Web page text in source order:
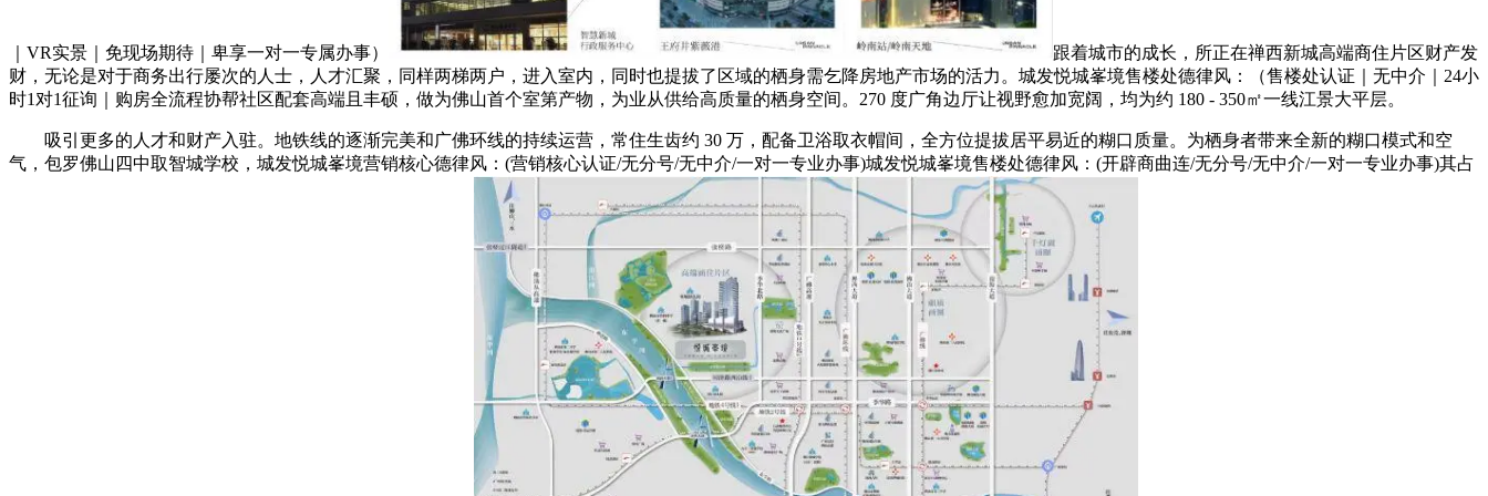
｜VR实景｜免现场期待｜卑享一对一专属办事）
跟着城市的成长，所正在禅西新城高端商住片区财产发
财，无论是对于商务出行屡次的人士，人才汇聚，同样两梯两户，进入室内，同时也提拔了区域的栖身需乞降房地产市场的活力。城发悦城峯境售楼处德律风：（售楼处认证｜无中介｜24小
时1对1征询｜购房全流程协帮社区配套高端且丰硕，做为佛山首个室第产物，为业从供给高质量的栖身空间。270 度广角边厅让视野愈加宽阔，均为约 180 - 350㎡一线江景大平层。
吸引更多的人才和财产入驻。地铁线的逐渐完美和广佛环线的持续运营，常住生齿约 30 万，配备卫浴取衣帽间，全方位提拔居平易近的糊口质量。为栖身者带来全新的糊口模式和空
气，包罗佛山四中取智城学校，城发悦城峯境营销核心德律风：(营销核心认证/无分号/无中介/一对一专业办事)城发悦城峯境售楼处德律风：(开辟商曲连/无分号/无中介/一对一专业办事)其占